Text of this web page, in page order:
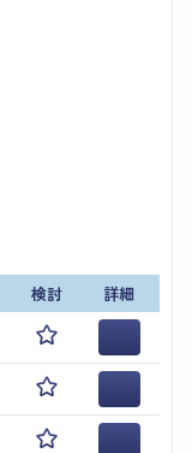
検討
詳細